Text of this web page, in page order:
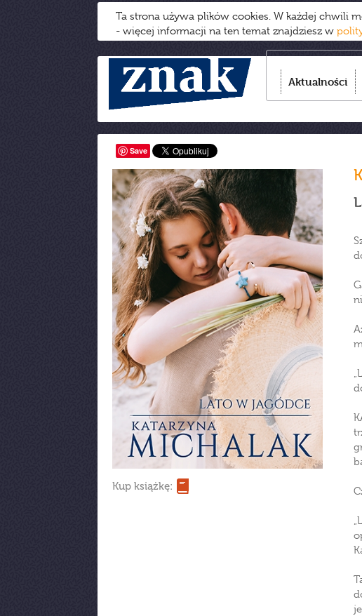
Ta strona używa plików cookies. W każdej chwili
- więcej informacji na ten temat znajdziesz w
Aktualności
Save
Kup książkę: